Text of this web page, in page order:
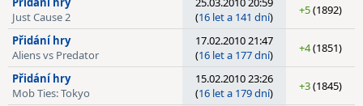
Just Cause 2
(16 let a 141 dní) +5(1892)
Přidání hry
Aliens vs Predator
17.02.2010 21:47
(16 let a 177 dní) +4(1851)
Přidání hry
Mob Ties: Tokyo
15.02.2010 23:26
(16 let a 179 dní) +3(1845)